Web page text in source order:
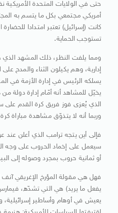
حتى في الولايات المتحدة الأمريكية
أمريكي مجتمعي بكل ما يتسم به
كانت (إسرائيل) تعتبر امتدادا
تستوجب الحماية.
ومما يلفت النظر، ذلك المشهد
إدارية، وهم يكيلون الثناء والمدح
يسلكه الرئيس في إدارة الأزمة في
يخيّل للمشاهد أنه أمّام إدارة دولة من
الذي يُعزى فوز فريق كرة القدم على
وربما أنه لا يتذوّق مشاهدة مباراة
فإلى أين يتجه ترامب الذي أعلن عند
سيعمل على إخماد الحروب على وجه
أو ثمانية حروب بمجرد وصوله إلى
فهل هي مقولة المؤرخ الإغريقي آنف
يفعل ما يريد) هي التي تشدّه،
يعيش في أوهام وأساطير إسرائيلية،